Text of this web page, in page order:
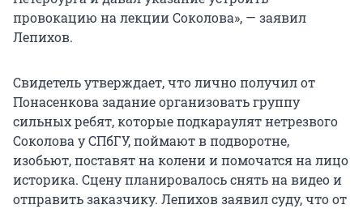
провокацию на лекции Соколова», — заявил
Лепихов.
Свидетель утверждает, что лично получил от
Понасенкова задание организовать группу
сильных ребят, которые подкараулят нетрезвого
Соколова у СПбГУ, поймают в подворотне,
изобьют, поставят на колени и помочатся на лицо
историка. Сцену планировалось снять на видео и
отправить заказчику. Лепихов заявил суду, что от